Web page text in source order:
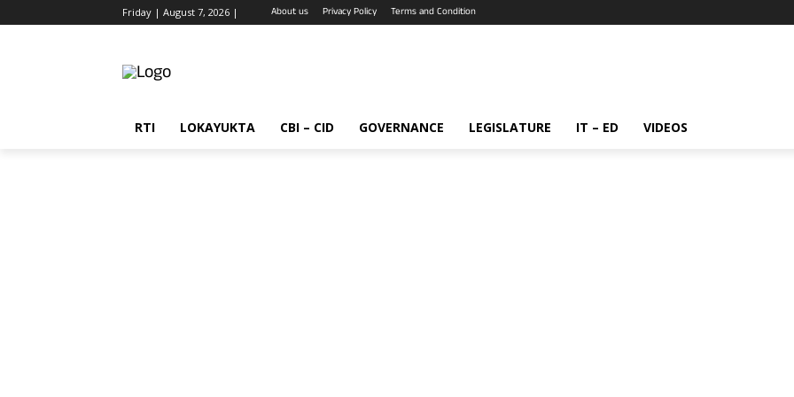
Friday | August 7, 2026 | About us Privacy Policy Terms and Condition
RTI LOKAYUKTA CBI – CID GOVERNANCE LEGISLATURE IT – ED VIDEOS